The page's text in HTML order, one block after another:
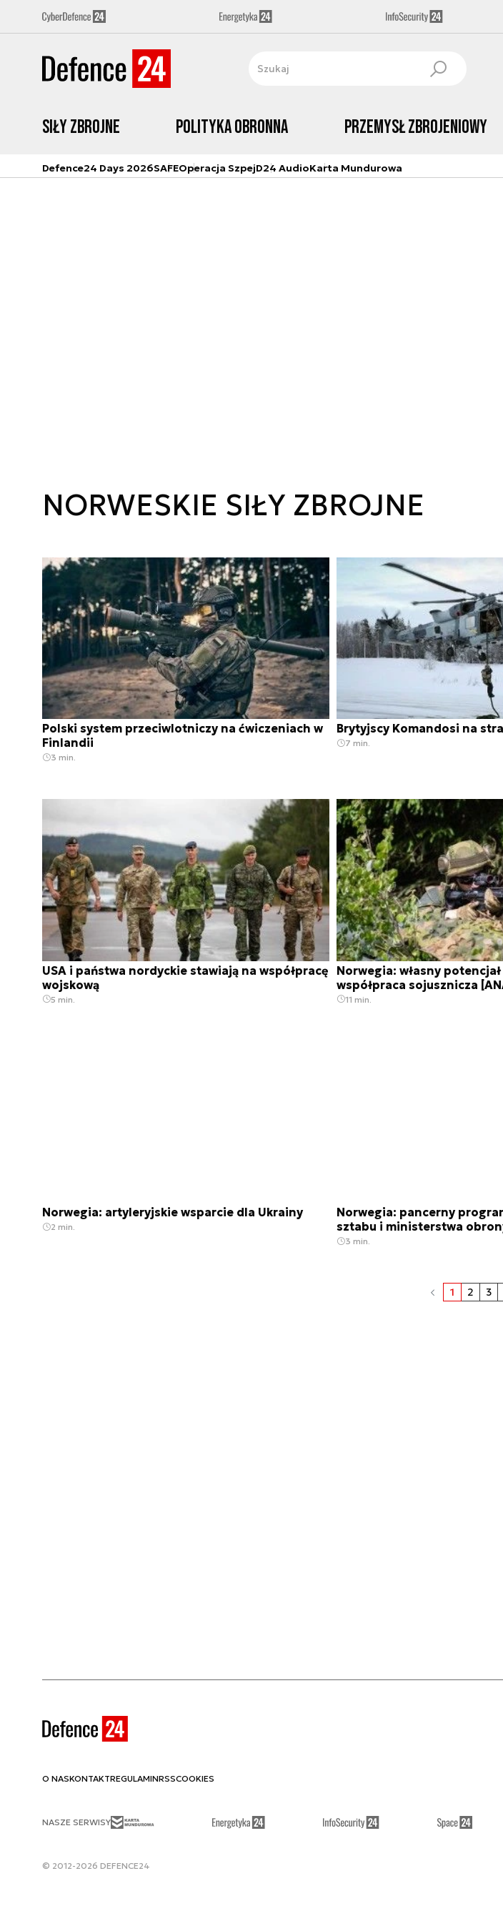
Siły zbrojne Polityka obronna Przemysł Zbrojeniowy
Defence24 Days 2026SAFEOperacja SzpejD24 AudioKarta Mundurowa
NORWESKIE SIŁY ZBROJNE
Polski system przeciwlotniczy na ćwiczeniach w
Finlandii
3 min.
Brytyjscy Komandosi na
7 min.
USA i państwa nordyckie stawiają na współpracę
wojskową
5 min.
Norwegia: własny
współpraca sojusznicza
11 min.
Norwegia: artyleryjskie wsparcie dla Ukrainy
2 min.
Norwegia: pancerny
sztabu i ministerstwa
3 min.
1 2 3
O NASKONTAKTREGULAMINRSSCOOKIES
NASZE SERWISY
© 2012-2026 DEFENCE24